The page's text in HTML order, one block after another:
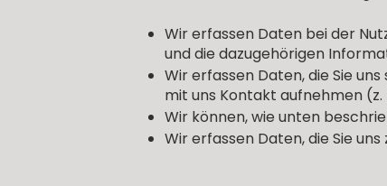
Wir erfassen Daten bei der
und die dazugehörigen
Wir erfassen Daten, die Sie
mit uns Kontakt aufnehmen
Wir können, wie unten
Wir erfassen Daten, die Sie